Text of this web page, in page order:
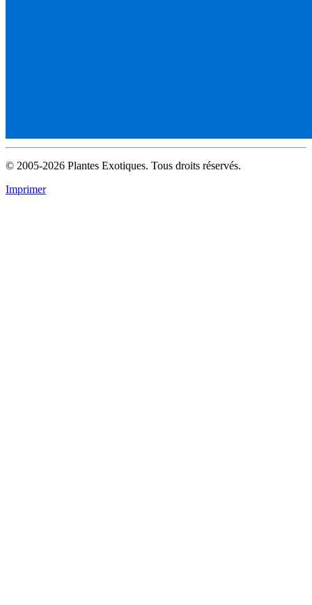
© 2005-2026 Plantes Exotiques. Tous droits réservés.
Imprimer